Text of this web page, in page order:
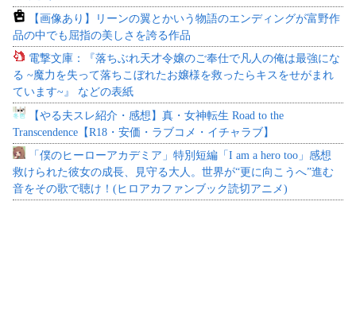
【画像あり】リーンの翼とかいう物語のエンディングが富野作
品の中でも屈指の美しさを誇る作品
電撃文庫：『落ちぶれ天才令嬢のご奉仕で凡人の俺は最強にな
る ~魔力を失って落ちこぼれたお嬢様を救ったらキスをせがまれ
ています~』 などの表紙
【やる夫スレ紹介・感想】真・女神転生 Road to the
Transcendence【R18・安価・ラブコメ・イチャラブ】
「僕のヒーローアカデミア」特別短編「I am a hero too」感想
救けられた彼女の成長、見守る大人。世界が“更に向こうへ”進む
音をその歌で聴け！(ヒロアカファンブック読切アニメ)